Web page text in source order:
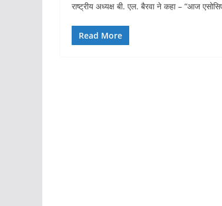
राष्ट्रीय अध्यक्ष बी. एल. बैरवा ने कहा – “आज
Read More